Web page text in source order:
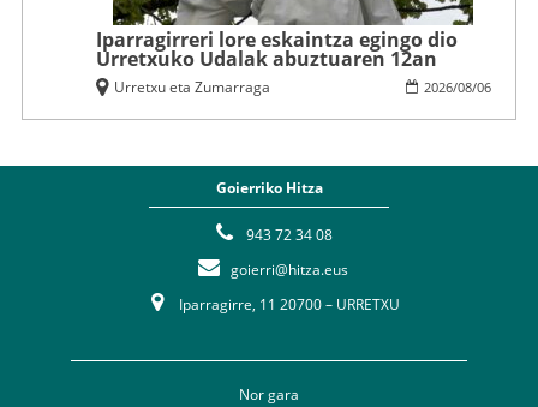
Iparragirreri lore eskaintza egingo dio
Urretxuko Udalak abuztuaren 12an
2026/08/06
Urretxu eta Zumarraga
Goierriko Hitza
943 72 34 08
goierri@hitza.eus
Iparragirre, 11 20700 – URRETXU
Nor gara